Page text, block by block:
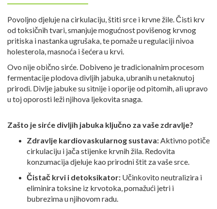
Povoljno djeluje na cirkulaciju, štiti srce i krvne žile. Čisti krv
od toksičnih tvari, smanjuje mogućnost povišenog krvnog
pritiska i nastanka ugrušaka, te pomaže u regulaciji nivoa
holesterola, masnoća i šećera u krvi.
Ovo nije obično sirće. Dobiveno je tradicionalnim procesom
fermentacije plodova divljih jabuka, ubranih u netaknutoj
prirodi. Divlje jabuke su sitnije i oporije od pitomih, ali upravo
u toj oporosti leži njihova ljekovita snaga.
Zašto je sirće divljih jabuka ključno za vaše zdravlje?
Zdravlje kardiovaskularnog sustava:Aktivno potiče
cirkulaciju i jača stijenke krvnih žila. Redovita
konzumacija djeluje kao prirodni štit za vaše srce.
Čistač krvi i detoksikator: Učinkovito neutralizira i
eliminira toksine iz krvotoka, pomažući jetri i
bubrezima u njihovom radu.